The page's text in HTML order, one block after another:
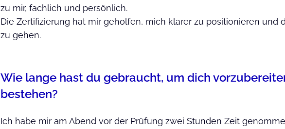
zu mir, fachlich und persönlich.
Die Zertifizierung hat mir geholfen, mich klarer zu positionieren und
zu gehen.
Wie lange hast du gebraucht, um dich
bestehen?
Ich habe mir am Abend vor der Prüfung zwei Stunden Zeit